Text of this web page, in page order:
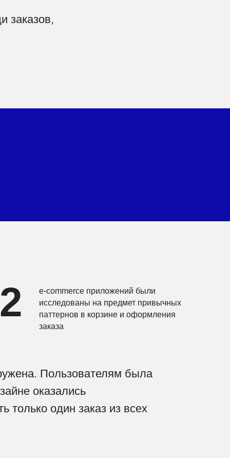
заказов,
e-commerce приложений были
исследованы на предмет привычных
паттернов в корзине и оформления
заказа
Пользователям была
оказались
один заказ из всех